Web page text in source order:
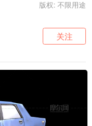
版权: 不限用途
关注